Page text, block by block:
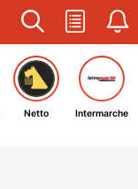
Netto Intermarche